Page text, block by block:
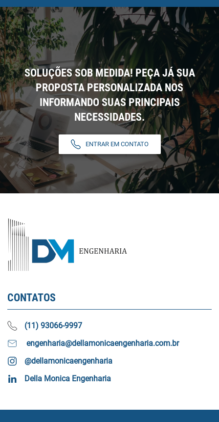
SOLUÇÕES SOB MEDIDA! PEÇA JÁ SUA
PROPOSTA PERSONALIZADA NOS
INFORMANDO SUAS PRINCIPAIS
NECESSIDADES.
ENTRAR EM CONTATO
CONTATOS
(11) 93066-9997
engenharia@dellamonicaengenharia.com.br
@dellamonicaengenharia
Della Monica Engenharia